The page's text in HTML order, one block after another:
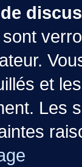
et
Les